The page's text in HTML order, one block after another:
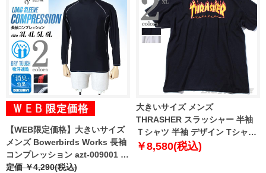
【WEB限定価格】大きいサイズ
メンズ Bowerbirds Works 長袖
コンプレッション azt-009001 緊
急セール
定価 ￥4,290(税込)
大きいサイズ メンズ
THRASHER スラッシャー 半袖
Ｔシャツ 半袖 デザイン Tシャツ
USA 直輸入 311019
￥8,580(税込)